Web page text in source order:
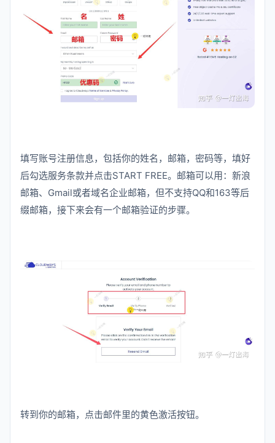
填写账号注册信息，包括你的姓名，邮箱，密码等，填好
后勾选服务条款并点击START FREE。邮箱可以用：新浪
邮箱、Gmail或者域名企业邮箱，但不支持QQ和163等后
缀邮箱，接下来会有一个邮箱验证的步骤。
转到你的邮箱，点击邮件里的黄色激活按钮。